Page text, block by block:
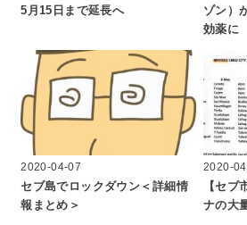
5月15日まで延長へ
ゾン）
効薬に
2020-04-07
セブ島でロックダウン＜詳細情
報まとめ＞
2020-
【セブ
ナの大